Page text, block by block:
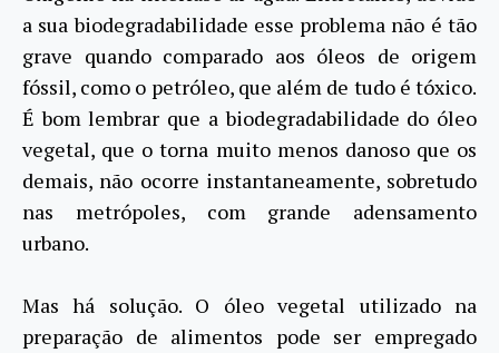
a sua biodegradabilidade esse problema não é tão
grave quando comparado aos óleos de origem
fóssil, como o petróleo, que além de tudo é tóxico.
É bom lembrar que a biodegradabilidade do óleo
vegetal, que o torna muito menos danoso que os
demais, não ocorre instantaneamente, sobretudo
nas metrópoles, com grande adensamento
urbano.
Mas há solução. O óleo vegetal utilizado na
preparação de alimentos pode ser empregado